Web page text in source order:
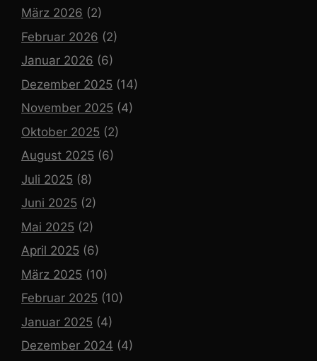
März 2026 (2)
Februar 2026 (2)
Januar 2026 (6)
Dezember 2025 (14)
November 2025 (4)
Oktober 2025 (2)
August 2025 (6)
Juli 2025 (8)
Juni 2025 (2)
Mai 2025 (2)
April 2025 (6)
März 2025 (10)
Februar 2025 (10)
Januar 2025 (4)
Dezember 2024 (4)